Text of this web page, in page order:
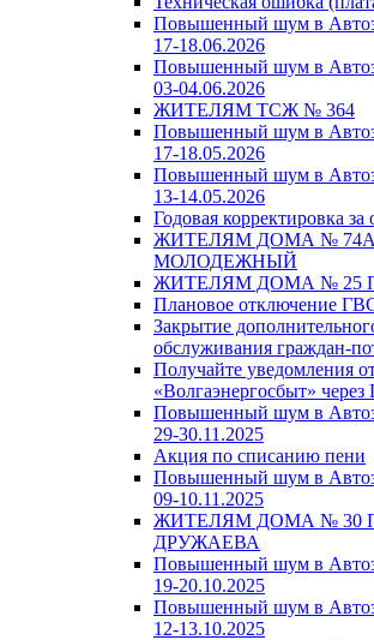
Повышенный шум в
17-18.06.2026
Повышенный шум в
03-04.06.2026
ЖИТЕЛЯМ ТСЖ № 364
Повышенный шум в
17-18.05.2026
Повышенный шум в
13-14.05.2026
Годовая корректировка за
ЖИТЕЛЯМ ДОМА № 74А
МОЛОДЕЖНЫЙ
ЖИТЕЛЯМ ДОМА № 25
Плановое отключение
Закрытие
обслуживания граждан-
Получайте уведомления
«Волгаэнергосбыт» через
Повышенный шум в
29-30.11.2025
Акция по списанию пени
Повышенный шум в
09-10.11.2025
ЖИТЕЛЯМ ДОМА № 30
ДРУЖАЕВА
Повышенный шум в
19-20.10.2025
Повышенный шум в
12-13.10.2025